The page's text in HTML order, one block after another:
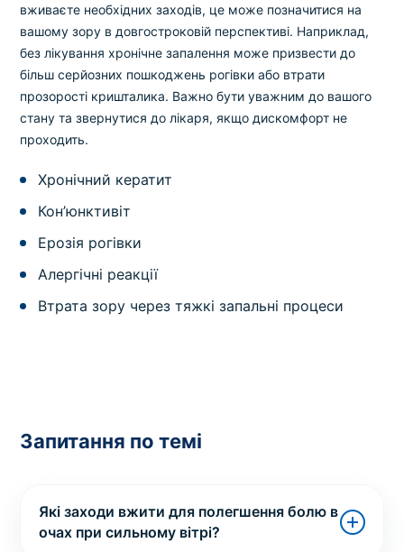
вживаєте необхідних заходів, це може позначитися на
вашому зору в довгостроковій перспективі. Наприклад,
без лікування хронічне запалення може призвести до
більш серйозних пошкоджень рогівки або втрати
прозорості кришталика. Важно бути уважним до вашого
стану та звернутися до лікаря, якщо дискомфорт не
проходить.
Хронічний кератит
Кон’юнктивіт
Ерозія рогівки
Алергічні реакції
Втрата зору через тяжкі запальні процеси
Запитання по темі
Які заходи вжити для полегшення болю в
очах при сильному вітрі?